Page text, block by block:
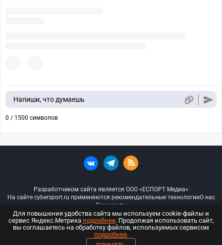
Напиши, что думаешь
0 / 1500 символов
Разработчиком сайта является ООО «ЕСПОРТ Медиа»
На сайте cybersport.ru применяются рекомендательные технологииО нас
Документы
© ООО «Киберспорт.ру» — Все права защищены
18+
Для повышения удобства сайта мы используем cookie-файлы и
сервис Яндекс.Метрика подробнее. Продолжая использовать сайт,
вы соглашаетесь на обработку файлов, используемых сервисом
подробнее.